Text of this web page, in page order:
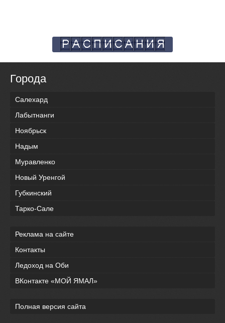
Города
Салехард
Лабытнанги
Ноябрьск
Надым
Муравленко
Новый Уренгой
Губкинский
Тарко-Сале
Реклама на сайте
Контакты
Ледоход на Оби
ВКонтакте «МОЙ ЯМАЛ»
Полная версия сайта